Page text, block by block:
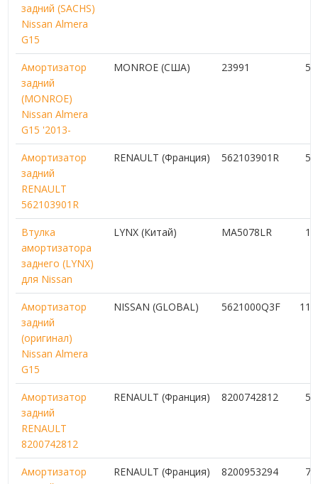
задний (SACHS)
Nissan Almera
G15
Амортизатор
задний
(MONROE)
Nissan Almera
G15 '2013-
MONROE (США) 23991 5
Амортизатор
задний
RENAULT
562103901R
RENAULT (Франция) 562103901R 5
Втулка
амортизатора
заднего (LYNX)
для Nissan
LYNX (Китай) MA5078LR 1
Амортизатор
задний
(оригинал)
Nissan Almera
G15
NISSAN (GLOBAL) 5621000Q3F 11
Амортизатор
задний
RENAULT
8200742812
RENAULT (Франция) 8200742812 5
Амортизатор
RENAULT (Франция) 8200953294 7